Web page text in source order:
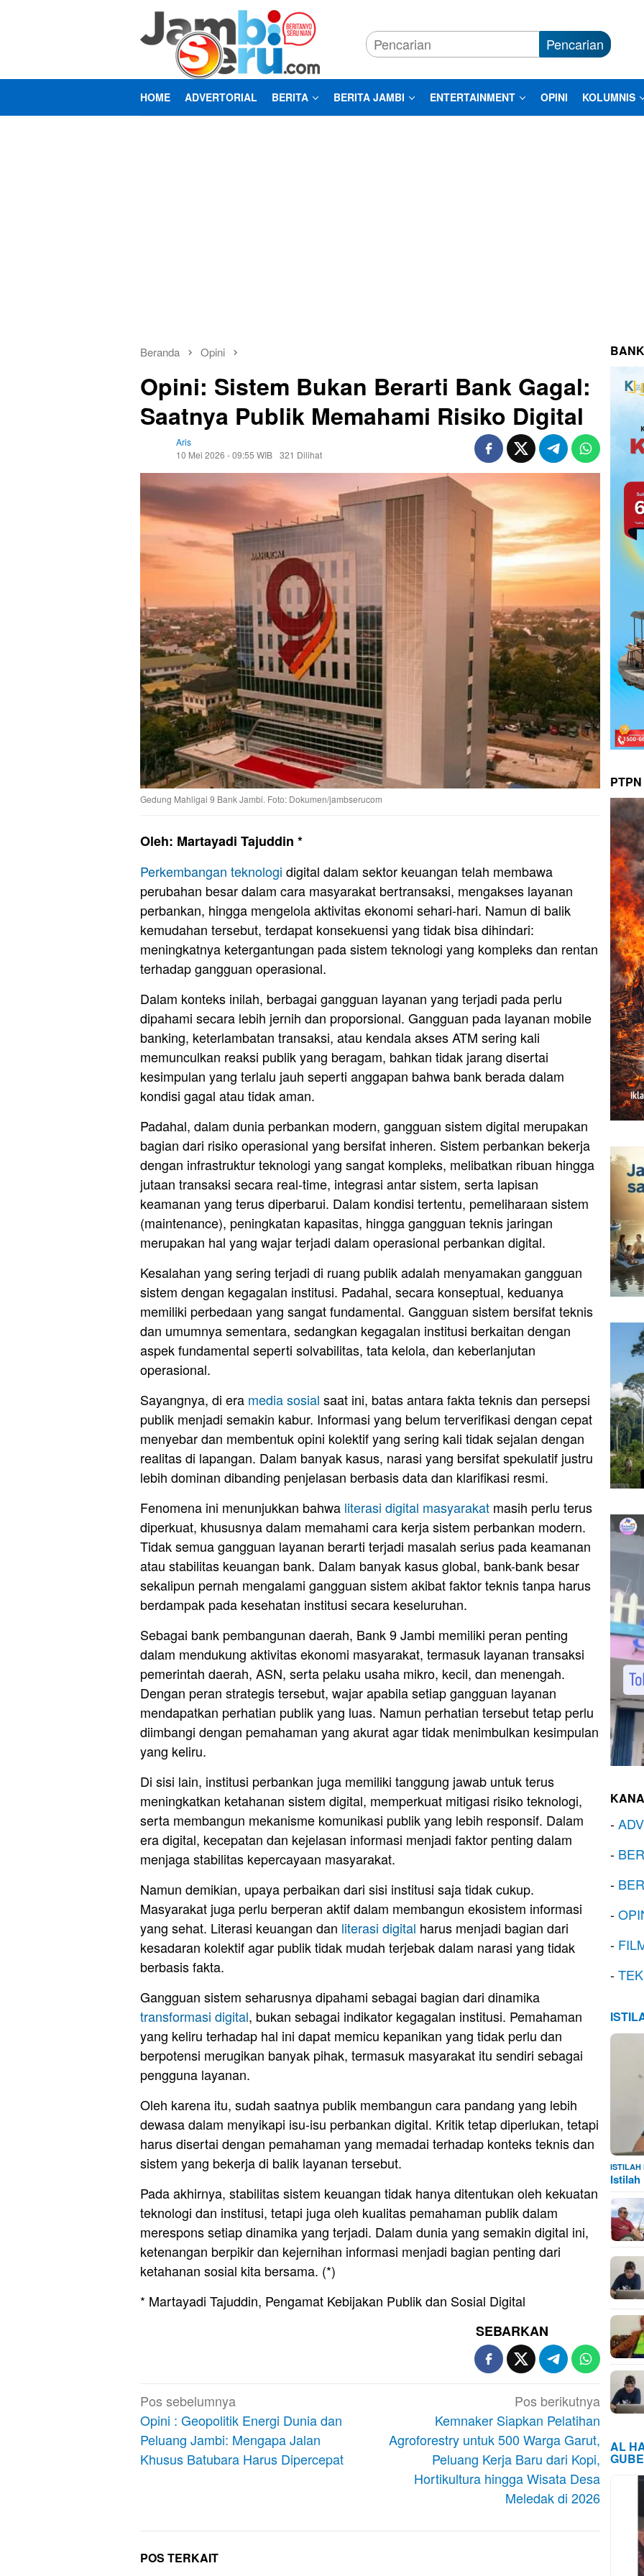
Pencarian
HOME ADVERTORIAL BERITA BERITA JAMBI ENTERTAINMENT OPINI KOLUMNIS
Beranda Opini
Opini: Sistem Bukan Berarti Bank Gagal:
Saatnya Publik Memahami Risiko Digital
Aris
10 Mei 2026 - 09:55 WIB 321 Dilihat
Gedung Mahligai 9 Bank Jambi. Foto: Dokumen/jambserucom
Oleh: Martayadi Tajuddin *
Perkembangan teknologi digital dalam sektor keuangan telah membawa
perubahan besar dalam cara masyarakat bertransaksi, mengakses layanan
perbankan, hingga mengelola aktivitas ekonomi sehari-hari. Namun di balik
kemudahan tersebut, terdapat konsekuensi yang tidak bisa dihindari:
meningkatnya ketergantungan pada sistem teknologi yang kompleks dan rentan
terhadap gangguan operasional.
Dalam konteks inilah, berbagai gangguan layanan yang terjadi pada perlu
dipahami secara lebih jernih dan proporsional. Gangguan pada layanan mobile
banking, keterlambatan transaksi, atau kendala akses ATM sering kali
memunculkan reaksi publik yang beragam, bahkan tidak jarang disertai
kesimpulan yang terlalu jauh seperti anggapan bahwa bank berada dalam
kondisi gagal atau tidak aman.
Padahal, dalam dunia perbankan modern, gangguan sistem digital merupakan
bagian dari risiko operasional yang bersifat inheren. Sistem perbankan bekerja
dengan infrastruktur teknologi yang sangat kompleks, melibatkan ribuan hingga
jutaan transaksi secara real-time, integrasi antar sistem, serta lapisan
keamanan yang terus diperbarui. Dalam kondisi tertentu, pemeliharaan sistem
(maintenance), peningkatan kapasitas, hingga gangguan teknis jaringan
merupakan hal yang wajar terjadi dalam operasional perbankan digital.
Kesalahan yang sering terjadi di ruang publik adalah menyamakan gangguan
sistem dengan kegagalan institusi. Padahal, secara konseptual, keduanya
memiliki perbedaan yang sangat fundamental. Gangguan sistem bersifat teknis
dan umumnya sementara, sedangkan kegagalan institusi berkaitan dengan
aspek fundamental seperti solvabilitas, tata kelola, dan keberlanjutan
operasional.
Sayangnya, di era media sosial saat ini, batas antara fakta teknis dan persepsi
publik menjadi semakin kabur. Informasi yang belum terverifikasi dengan cepat
menyebar dan membentuk opini kolektif yang sering kali tidak sejalan dengan
realitas di lapangan. Dalam banyak kasus, narasi yang bersifat spekulatif justru
lebih dominan dibanding penjelasan berbasis data dan klarifikasi resmi.
Fenomena ini menunjukkan bahwa literasi digital masyarakat masih perlu terus
diperkuat, khususnya dalam memahami cara kerja sistem perbankan modern.
Tidak semua gangguan layanan berarti terjadi masalah serius pada keamanan
atau stabilitas keuangan bank. Dalam banyak kasus global, bank-bank besar
sekalipun pernah mengalami gangguan sistem akibat faktor teknis tanpa harus
berdampak pada kesehatan institusi secara keseluruhan.
Sebagai bank pembangunan daerah, Bank 9 Jambi memiliki peran penting
dalam mendukung aktivitas ekonomi masyarakat, termasuk layanan transaksi
pemerintah daerah, ASN, serta pelaku usaha mikro, kecil, dan menengah.
Dengan peran strategis tersebut, wajar apabila setiap gangguan layanan
mendapatkan perhatian publik yang luas. Namun perhatian tersebut tetap perlu
diimbangi dengan pemahaman yang akurat agar tidak menimbulkan kesimpulan
yang keliru.
Di sisi lain, institusi perbankan juga memiliki tanggung jawab untuk terus
meningkatkan ketahanan sistem digital, memperkuat mitigasi risiko teknologi,
serta membangun mekanisme komunikasi publik yang lebih responsif. Dalam
era digital, kecepatan dan kejelasan informasi menjadi faktor penting dalam
menjaga stabilitas kepercayaan masyarakat.
Namun demikian, upaya perbaikan dari sisi institusi saja tidak cukup.
Masyarakat juga perlu berperan aktif dalam membangun ekosistem informasi
yang sehat. Literasi keuangan dan literasi digital harus menjadi bagian dari
kesadaran kolektif agar publik tidak mudah terjebak dalam narasi yang tidak
berbasis fakta.
Gangguan sistem seharusnya dipahami sebagai bagian dari dinamika
transformasi digital, bukan sebagai indikator kegagalan institusi. Pemahaman
yang keliru terhadap hal ini dapat memicu kepanikan yang tidak perlu dan
berpotensi merugikan banyak pihak, termasuk masyarakat itu sendiri sebagai
pengguna layanan.
Oleh karena itu, sudah saatnya publik membangun cara pandang yang lebih
dewasa dalam menyikapi isu-isu perbankan digital. Kritik tetap diperlukan, tetapi
harus disertai dengan pemahaman yang memadai terhadap konteks teknis dan
sistem yang bekerja di balik layanan tersebut.
Pada akhirnya, stabilitas sistem keuangan tidak hanya ditentukan oleh kekuatan
teknologi dan institusi, tetapi juga oleh kualitas pemahaman publik dalam
merespons setiap dinamika yang terjadi. Dalam dunia yang semakin digital ini,
ketenangan berpikir dan kejernihan informasi menjadi bagian penting dari
ketahanan sosial kita bersama. (*)
* Martayadi Tajuddin, Pengamat Kebijakan Publik dan Sosial Digital
SEBARKAN
Navigasi
pos
Pos sebelumnya
Opini : Geopolitik Energi Dunia dan
Peluang Jambi: Mengapa Jalan
Khusus Batubara Harus Dipercepat
Pos berikutnya
Kemnaker Siapkan Pelatihan
Agroforestry untuk 500 Warga Garut,
Peluang Kerja Baru dari Kopi,
Hortikultura hingga Wisata Desa
Meledak di 2026
POS TERKAIT
-
-
-
-
-
-
ISTILAH
Istilah
AL